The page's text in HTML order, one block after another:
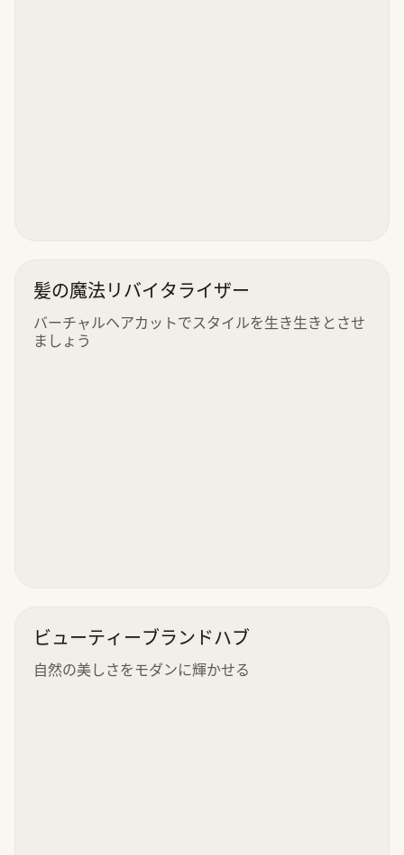
髪の魔法リバイタライザー
バーチャルヘアカットでスタイルを生き生きとさせ
ましょう
ビューティーブランドハブ
自然の美しさをモダンに輝かせる